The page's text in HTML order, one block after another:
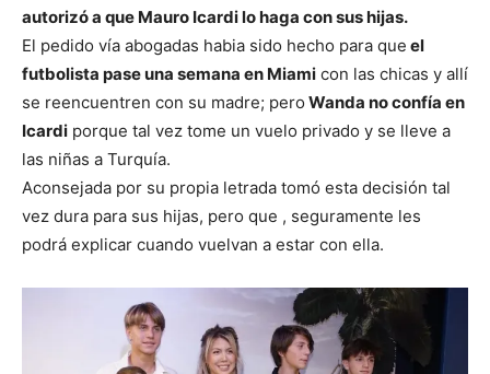
autorizó a que Mauro Icardi lo haga con sus hijas.
El pedido vía abogadas habia sido hecho para que el
futbolista pase una semana en Miami con las chicas y allí
se reencuentren con su madre; pero Wanda no confía en
Icardi porque tal vez tome un vuelo privado y se lleve a
las niñas a Turquía.
Aconsejada por su propia letrada tomó esta decisión tal
vez dura para sus hijas, pero que , seguramente les
podrá explicar cuando vuelvan a estar con ella.